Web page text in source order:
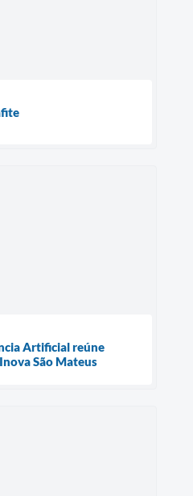
Artificial reúne
São Mateus